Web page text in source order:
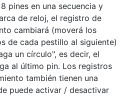
pines en una secuencia y
de reloj, el registro de
cambiará (moverá los
de cada pestillo al siguiente)
un círculo", es decir, el
al último pin. Los registros
también tienen una
puede activar / desactivar